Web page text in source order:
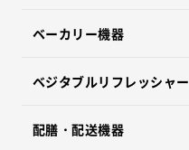
ベーカリー機器
ベジタブルリフレッシャー
配膳・配送機器